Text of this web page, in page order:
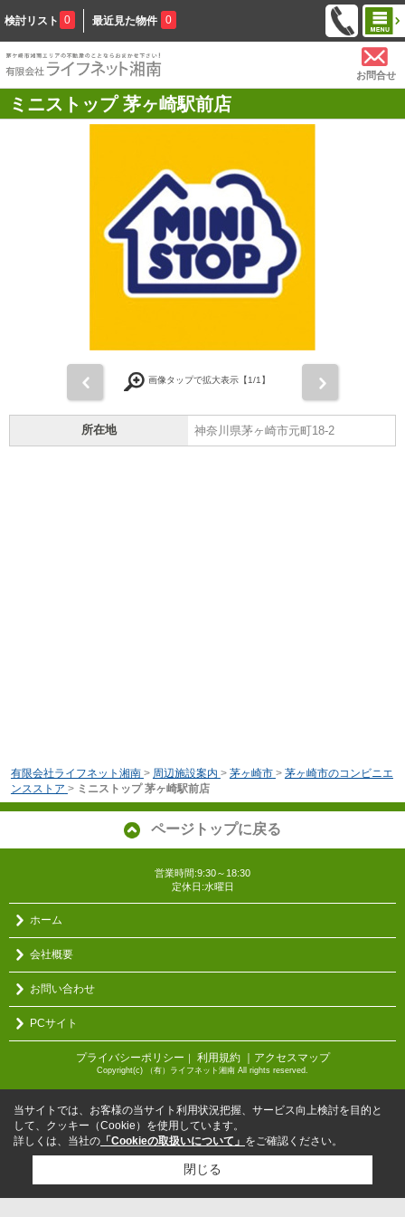
検討リスト 0 最近見た物件 0
お問合せ
ミニストップ 茅ヶ崎駅前店
画像タップで拡大表示【1/1】
所在地 神奈川県茅ヶ崎市元町18-2
有限会社ライフネット湘南 > 周辺施設案内 > 茅ヶ崎市 > 茅ヶ崎市のコンビニエ
ンスストア > ミニストップ 茅ヶ崎駅前店
ページトップに戻る
営業時間:9:30～18:30
定休日:水曜日
ホーム
会社概要
お問い合わせ
PCサイト
プライバシーポリシー ｜ 利用規約 ｜アクセスマップ
Copyright(c) （有）ライフネット湘南 All rights reserved.
当サイトでは、お客様の当サイト利用状況把握、サービス向上検討を目的と
して、クッキー（Cookie）を使用しています。
詳しくは、当社の 「Cookieの取扱いについて」 をご確認ください。
閉じる